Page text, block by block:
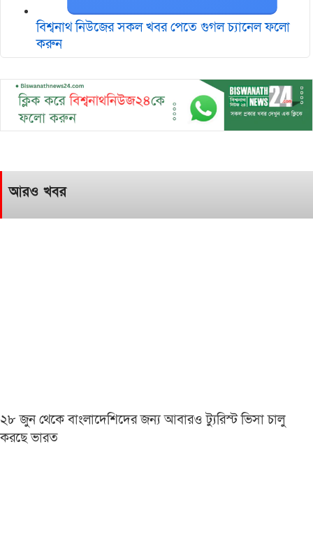
বিশ্বনাথ নিউজের সকল খবর পেতে গুগল চ‌্যানেল ফলো
করুন
আরও খবর
২৮ জুন থেকে বাংলাদেশিদের জন্য আবারও ট্যুরিস্ট ভিসা চালু
করছে ভারত